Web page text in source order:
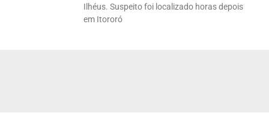
Ilhéus. Suspeito foi localizado horas depois
em Itororó